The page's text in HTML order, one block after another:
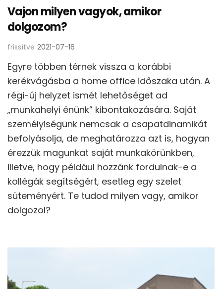
Vajon milyen vagyok, amikor
dolgozom?
frissítve 2021-07-16
Egyre többen térnek vissza a korábbi
kerékvágásba a home office időszaka után. A
régi-új helyzet ismét lehetőséget ad
„munkahelyi énünk” kibontakozására. Saját
személyiségünk nemcsak a csapatdinamikát
befolyásolja, de meghatározza azt is, hogyan
érezzük magunkat saját munkakörünkben,
illetve, hogy például hozzánk fordulnak-e a
kollégák segítségért, esetleg egy szelet
süteményért. Te tudod milyen vagy, amikor
dolgozol?